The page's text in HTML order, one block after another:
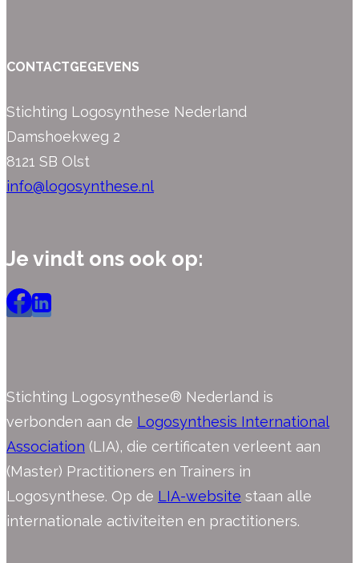
CONTACTGEGEVENS
Stichting Logosynthese Nederland
Damshoekweg 2
8121 SB Olst
info@logosynthese.nl
Je vindt ons ook op:
Stichting Logosynthese® Nederland is
verbonden aan de Logosynthesis International
Association (LIA), die certificaten verleent aan
(Master) Practitioners en Trainers in
Logosynthese. Op de LIA-website staan alle
internationale activiteiten en practitioners.